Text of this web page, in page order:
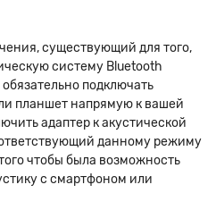
существующий для того,
систему Bluetooth
подключать
планшет напрямую к вашей
адаптер к акустической
данному режиму
чтобы была возможность
с смартфоном или